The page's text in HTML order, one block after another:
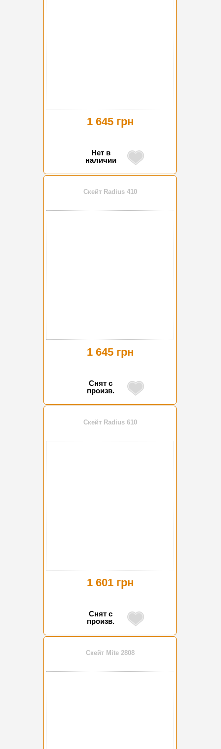
1 645 грн
Нет в
наличии
Скейт Radius 410
1 645 грн
Снят с
произв.
Скейт Radius 610
1 601 грн
Снят с
произв.
Скейт Mite 2808